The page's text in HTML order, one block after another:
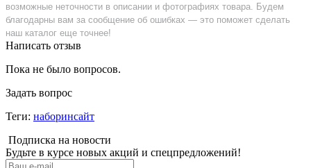
возможные неточности в описании и фотографиях товара. Будем
благодарны вам за сообщение об ошибках — это поможет сделать
наш каталог еще точнее!
Написать отзыв
Пока не было вопросов.
Задать вопрос
Теги: наборинсайт
Подписка на новости
Будьте в курсе новых акций и спецпредложений!